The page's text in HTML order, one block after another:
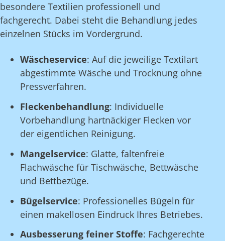
besondere Textilien professionell und
fachgerecht. Dabei steht die Behandlung jedes
einzelnen Stücks im Vordergrund.
Wäscheservice: Auf die jeweilige Textilart
abgestimmte Wäsche und Trocknung ohne
Pressverfahren.
Fleckenbehandlung: Individuelle
Vorbehandlung hartnäckiger Flecken vor
der eigentlichen Reinigung.
Mangelservice: Glatte, faltenfreie
Flachwäsche für Tischwäsche, Bettwäsche
und Bettbezüge.
Bügelservice: Professionelles Bügeln für
einen makellosen Eindruck Ihres Betriebes.
Ausbesserung feiner Stoffe: Fachgerechte